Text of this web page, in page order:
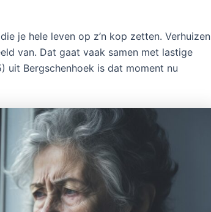
je hele leven op z’n kop zetten. Verhuizen
van. Dat gaat vaak samen met lastige
uit Bergschenhoek is dat moment nu